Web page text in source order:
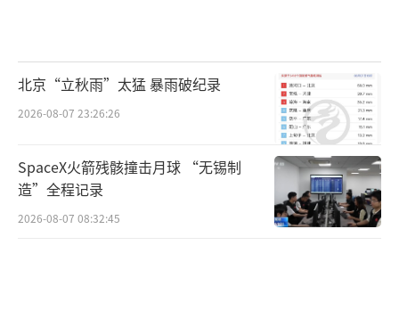
北京“立秋雨”太猛 暴雨破纪录
2026-08-07 23:26:26
SpaceX火箭残骸撞击月球 “无锡制
造”全程记录
2026-08-07 08:32:45